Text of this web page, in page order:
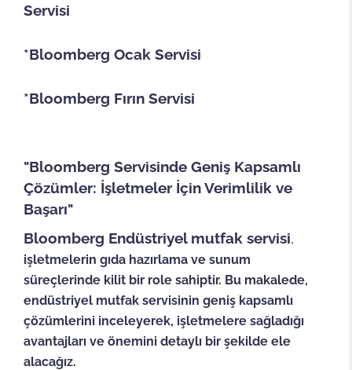
Servisi
*Bloomberg Ocak Servisi
*Bloomberg Fırın Servisi
"Bloomberg Servisinde Geniş Kapsamlı
Çözümler: İşletmeler İçin Verimlilik ve
Başarı"
Bloomberg Endüstriyel mutfak servisi,
işletmelerin gıda hazırlama ve sunum
süreçlerinde kilit bir role sahiptir. Bu makalede,
endüstriyel mutfak servisinin geniş kapsamlı
çözümlerini inceleyerek, işletmelere sağladığı
avantajları ve önemini detaylı bir şekilde ele
alacağız.